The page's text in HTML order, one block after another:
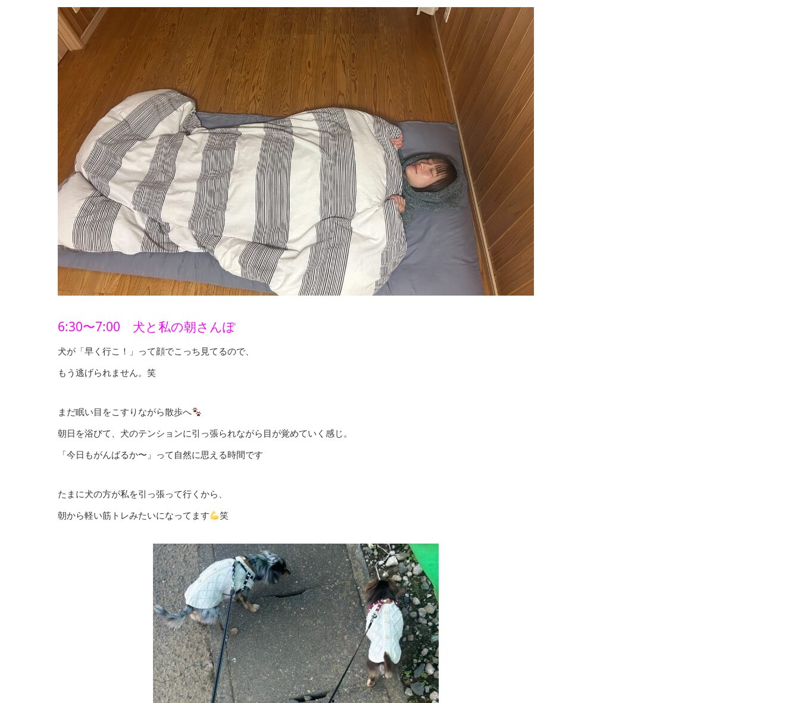
6:30〜7:00 犬と私の朝さんぽ
犬が「早く行こ！」って顔でこっち見てるので、
もう逃げられません。笑
まだ眠い目をこすりながら散歩へ
朝日を浴びて、犬のテンションに引っ張られながら目が覚めていく感じ。
「今日もがんばるか〜」って自然に思える時間です
たまに犬の方が私を引っ張って行くから、
朝から軽い筋トレみたいになってます
笑